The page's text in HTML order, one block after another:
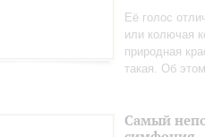
Её голос
или колючая
природная
такая. Об
Самый